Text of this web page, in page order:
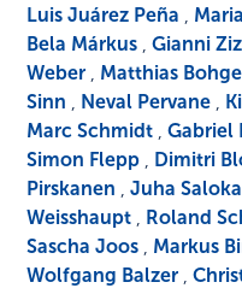
Luis Juárez Peña ,
Bela Márkus ,Gianni
Weber , Matthias Bohge
Sinn , Neval Pervane ,
Marc Schmidt ,Gabriel
Simon Flepp , Dimitri
Pirskanen ,Juha
Weisshaupt , Roland
Sascha Joos , Markus
Wolfgang Balzer ,